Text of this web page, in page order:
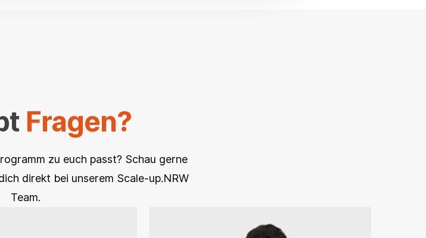
Fragen?
zu euch passt? Schau gerne
direkt bei unserem Scale-up.NRW
Team.